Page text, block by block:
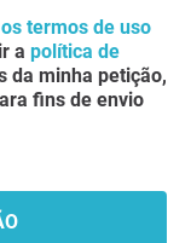
os termos de uso
a política de
da minha petição,
fins de envio